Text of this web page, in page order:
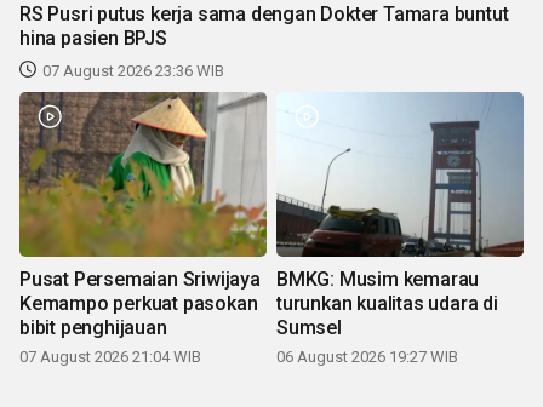
RS Pusri putus kerja sama dengan Dokter Tamara buntut
hina pasien BPJS
07 August 2026 23:36 WIB
Pusat Persemaian Sriwijaya
Kemampo perkuat pasokan
bibit penghijauan
07 August 2026 21:04 WIB
BMKG: Musim kemarau
turunkan kualitas udara di
Sumsel
06 August 2026 19:27 WIB